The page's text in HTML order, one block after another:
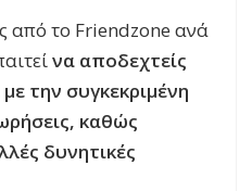
από το Friendzone ανά
να αποδεχτείς
με την συγκεκριμένη
καθώς
δυνητικές